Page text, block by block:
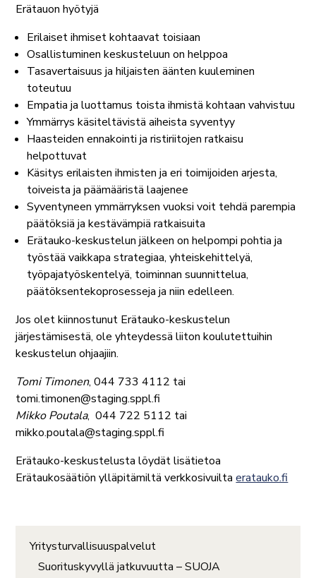
Erätauon hyötyjä
Erilaiset ihmiset kohtaavat toisiaan
Osallistuminen keskusteluun on helppoa
Tasavertaisuus ja hiljaisten äänten kuuleminen
toteutuu
Empatia ja luottamus toista ihmistä kohtaan vahvistuu
Ymmärrys käsiteltävistä aiheista syventyy
Haasteiden ennakointi ja ristiriitojen ratkaisu
helpottuvat
Käsitys erilaisten ihmisten ja eri toimijoiden arjesta,
toiveista ja päämääristä laajenee
Syventyneen ymmärryksen vuoksi voit tehdä parempia
päätöksiä ja kestävämpiä ratkaisuita
Erätauko-keskustelun jälkeen on helpompi pohtia ja
työstää vaikkapa strategiaa, yhteiskehittelyä,
työpajatyöskentelyä, toiminnan suunnittelua,
päätöksentekoprosesseja ja niin edelleen.
Jos olet kiinnostunut Erätauko-keskustelun
järjestämisestä, ole yhteydessä liiton koulutettuihin
keskustelun ohjaajiin.
Tomi Timonen, 044 733 4112 tai
tomi.timonen@staging.sppl.fi
Mikko Poutala, 044 722 5112 tai
mikko.poutala@staging.sppl.fi
Erätauko-keskustelusta löydät lisätietoa
Erätaukosäätiön ylläpitämiltä verkkosivuiltaeratauko.fi
Yritysturvallisuuspalvelut
Suorituskyvyllä jatkuvuutta – SUOJA